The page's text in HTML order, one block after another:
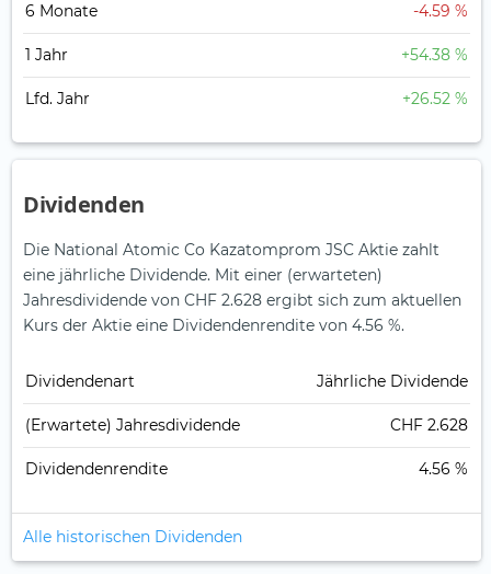
6 Monate -4.59 %
1 Jahr +54.38 %
Lfd. Jahr +26.52 %
Dividenden
Die National Atomic Co Kazatomprom JSC Aktie zahlt
eine jährliche Dividende. Mit einer (erwarteten)
Jahresdividende von CHF 2.628 ergibt sich zum aktuellen
Kurs der Aktie eine Dividendenrendite von 4.56 %.
Dividendenart Jährliche Dividende
(Erwartete) Jahresdividende CHF 2.628
Dividendenrendite 4.56 %
Alle historischen Dividenden